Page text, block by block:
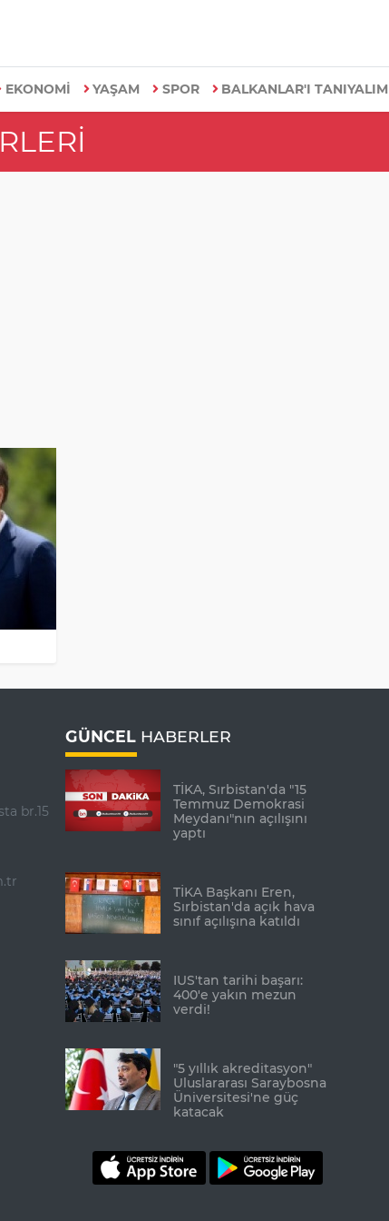
EKONOMİ YAŞAM SPOR BALKANLAR'I TANIYALIM
br.15
GÜNCEL HABERLER
TİKA, Sırbistan'da "15
Temmuz Demokrasi
Meydanı"nın açılışını
yaptı
TİKA Başkanı Eren,
Sırbistan'da açık hava
sınıf açılışına katıldı
IUS'tan tarihi başarı:
400'e yakın mezun
verdi!
"5 yıllık akreditasyon"
Uluslararası Saraybosna
Üniversitesi'ne güç
katacak